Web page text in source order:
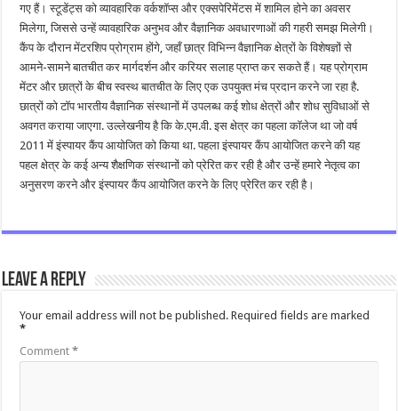
गए हैं। स्टूडेंट्स को व्यावहारिक वर्कशॉप्स और एक्सपेरिमेंटस में शामिल होने का अवसर
मिलेगा, जिससे उन्हें व्यावहारिक अनुभव और वैज्ञानिक अवधारणाओं की गहरी समझ मिलेगी।
कैंप के दौरान मेंटरशिप प्रोग्राम होंगे, जहाँ छात्र विभिन्न वैज्ञानिक क्षेत्रों के विशेषज्ञों से
आमने-सामने बातचीत कर मार्गदर्शन और करियर सलाह प्राप्त कर सकते हैं। यह प्रोग्राम
मेंटर और छात्रों के बीच स्वस्थ बातचीत के लिए एक उपयुक्त मंच प्रदान करने जा रहा है.
छात्रों को टॉप भारतीय वैज्ञानिक संस्थानों में उपलब्ध कई शोध क्षेत्रों और शोध सुविधाओं से
अवगत कराया जाएगा. उल्लेखनीय है कि के.एम.वी. इस क्षेत्र का पहला कॉलेज था जो वर्ष
2011 में इंस्पायर कैंप आयोजित को किया था. पहला इंस्पायर कैंप आयोजित करने की यह
पहल क्षेत्र के कई अन्य शैक्षणिक संस्थानों को प्रेरित कर रही है और उन्हें हमारे नेतृत्व का
अनुसरण करने और इंस्पायर कैंप आयोजित करने के लिए प्रेरित कर रही है।
Leave a Reply
Your email address will not be published. Required fields are marked
*
Comment*